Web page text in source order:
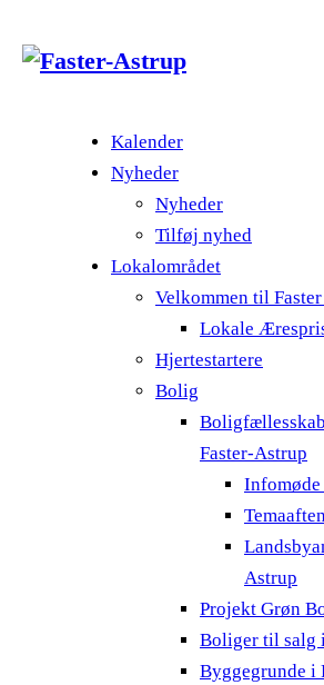
Kalender
Nyheder
Nyheder
Tilføj nyhed
Lokalområdet
Velkommen til
Lokale
Hjertestartere
Bolig
Faster-Astrup
Infomøde
Astrup
Projekt Grøn
Boliger til salg
Byggegrunde i